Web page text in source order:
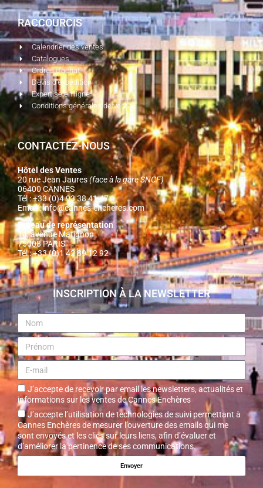
RACCOURCIS
Calendrier des ventes
Catalogues
Ordres d'achat
Devis d'expédition
Expertise en ligne
Conditions générales de vente
CONTACTEZ-NOUS
Hôtel des Ventes
20 rue Jean Jaures(face à la gare SNCF)
06400 CANNES
Tél : +33 (0)4 93 38 41 47
Email :info@cannes-encheres.com
Bureau de représentation
14, avenue Matignon
75008 PARIS
Tél : +33 (0)1 42 89 12 92
INSCRIPTION À LA NEWSLETTER
J’accepte de recevoir par email les newsletters, actualités et
informations sur les ventes de Cannes Enchères
J’accepte l’utilisation de technologies de suivi permettant à
Cannes Enchères de mesurer l’ouverture des emails qui me
sont envoyés et les clics sur leurs liens, afin d’évaluer et
d’améliorer la pertinence de ses communications.
Envoyer